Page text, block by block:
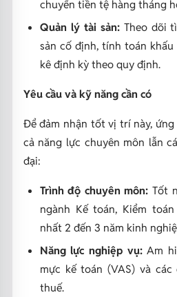
chuyển tiền tệ hàng tháng
Quản lý tài sản:Theo dõi
sản cố định, tính toán
kê định kỳ theo quy định.
Yêu cầu và kỹ năng cần có
Để đảm nhận tốt vị trí này,
cả năng lực chuyên môn lẫn
đại:
Trình độ chuyên môn: Tốt
ngành Kế toán, Kiểm
nhất 2 đến 3 năm kinh
Năng lực nghiệp vụ:Am
mực kế toán (VAS) và
thuế.